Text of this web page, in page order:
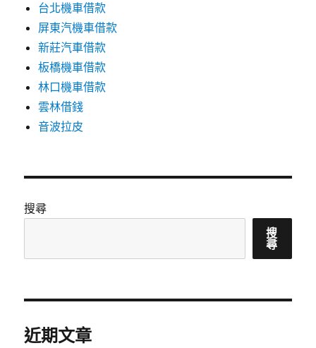
台北機車借款
屏東汽機車借款
新莊汽車借款
板橋機車借款
林口機車借款
雲林借錢
音波拉皮
搜尋
搜
尋
近期文章